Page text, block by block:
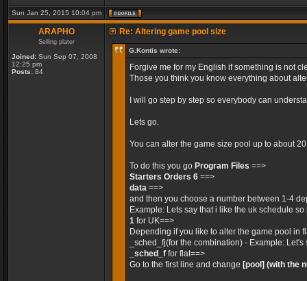
Sun Jan 25, 2015 10:04 pm
ARAPHO
Selling plater
Joined: Sun Sep 07, 2008
12:25 pm
Posts: 84
Re: Altering game pool size
G.Kontis wrote:
Forgive me for my English if something is not
Those you think you know everything about
I will go step by step so everybody can
Lets go.
You can alter the game size pool up to about
To do this you go Program Files ==>
Starters Orders 6 ==>
data ==>
and then you choose a number between 1-4
Example: Lets say that i like the uk schedule so
1 for UK==>
Depending if you like to alter the game pool in
_sched_fj(for the combination) - Example:
_sched_f for flat==>
Go to the first line and change [pool] (with the